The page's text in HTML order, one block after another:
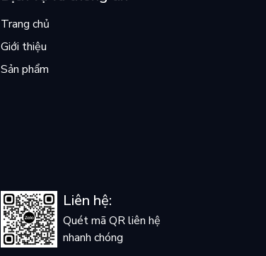
Trang chủ
Giới thiệu
Sản phẩm
Liên hệ:
Quét mã QR liên hệ
nhanh chóng